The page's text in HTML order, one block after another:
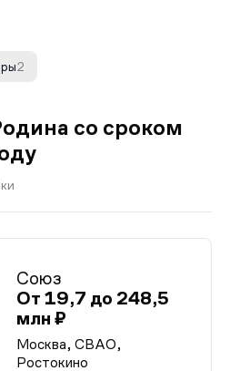
2
со сроком
Союз
От 19,7 до 248,5
млн ₽
Москва, СВАО,
Ростокино